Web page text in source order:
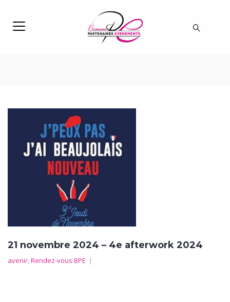
21 novembre 2024 – 4e afterwork 2024
avenir, Rendez-vous BPE |